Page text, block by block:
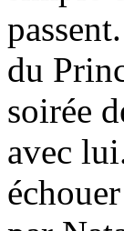
du
soirée
avec